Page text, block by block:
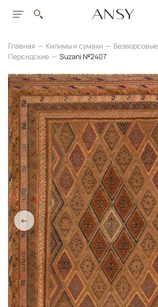
Главная Килимы и сумахи
Безворсовые
Персидские
Suzani №2407
←